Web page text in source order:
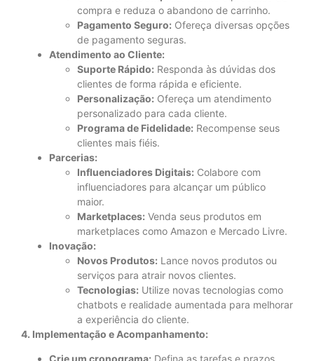
compra e reduza o abandono de carrinho.
Pagamento Seguro: Ofereça diversas opções
de pagamento seguras.
Atendimento ao Cliente:
Suporte Rápido: Responda às dúvidas dos
clientes de forma rápida e eficiente.
Personalização: Ofereça um atendimento
personalizado para cada cliente.
Programa de Fidelidade: Recompense seus
clientes mais fiéis.
Parcerias:
Influenciadores Digitais: Colabore com
influenciadores para alcançar um público
maior.
Marketplaces: Venda seus produtos em
marketplaces como Amazon e Mercado Livre.
Inovação:
Novos Produtos: Lance novos produtos ou
serviços para atrair novos clientes.
Tecnologias: Utilize novas tecnologias como
chatbots e realidade aumentada para melhorar
a experiência do cliente.
4. Implementação e Acompanhamento:
Crie um cronograma: Defina as tarefas e prazos